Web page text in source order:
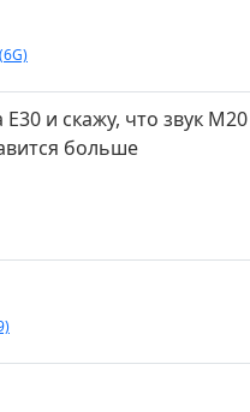
и скажу, что звук М20
больше